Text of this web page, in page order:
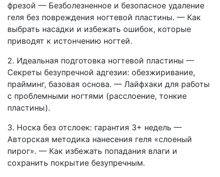
фрезой — Безболезненное и безопасное удаление
геля без повреждения ногтевой пластины. — Как
выбрать насадки и избежать ошибок, которые
приводят к истончению ногтей.
2. Идеальная подготовка ногтевой пластины —
Секреты безупречной адгезии: обезжиривание,
прайминг, базовая основа. — Лайфхаки для работы
с проблемными ногтями (расслоение, тонкие
пластины).
3. Носка без отслоек: гарантия 3+ недель —
Авторская методика нанесения геля «слоеный
пирог». — Как избежать попадания влаги и
сохранить покрытие безупречным.